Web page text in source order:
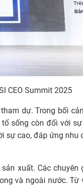
CEO Summit 2025
dự. Trong bối
sống còn đối với
sự cao, đáp ứng nhu
xuất. Các chuyên
và ngoài nước. Từ